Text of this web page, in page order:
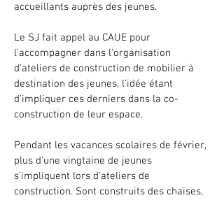
accueillants auprès des jeunes.
Le SJ fait appel au CAUE pour
l’accompagner dans l'organisation
d'ateliers de construction de mobilier à
destination des jeunes, l'idée étant
d’impliquer ces derniers dans la co-
construction de leur espace.
Pendant les vacances scolaires de février,
plus d’une vingtaine de jeunes
s’impliquent lors d'ateliers de
construction. Sont construits des chaises,